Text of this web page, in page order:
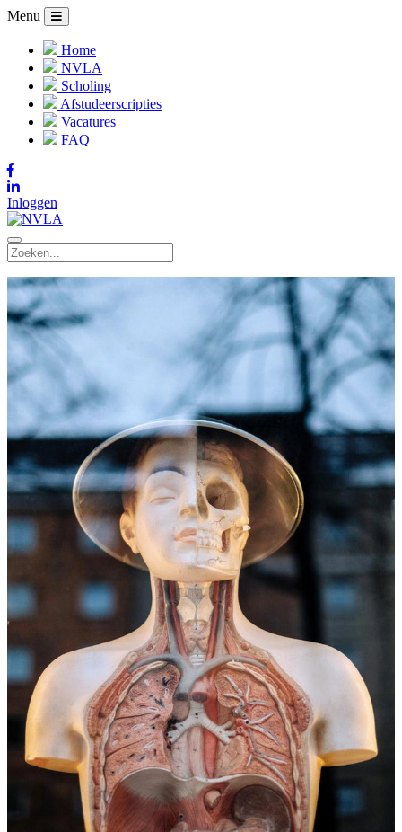
Menu
Home
NVLA
Scholing
Afstudeerscripties
Vacatures
FAQ
Inloggen